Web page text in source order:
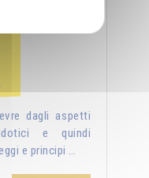
dagli aspetti
e quindi
e principi …